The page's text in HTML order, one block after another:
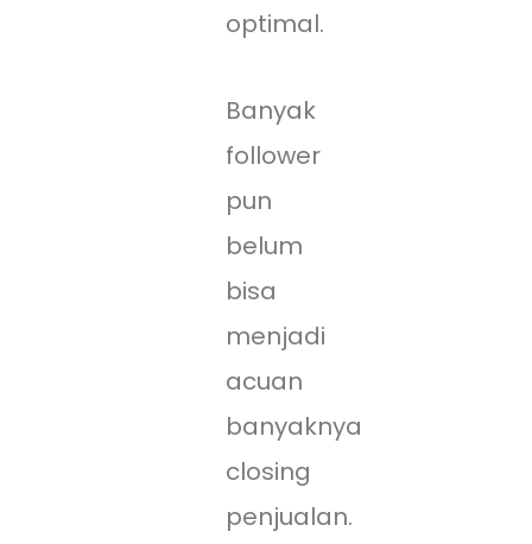
optimal.
Banyak
follower
pun
belum
bisa
menjadi
acuan
banyaknya
closing
penjualan.